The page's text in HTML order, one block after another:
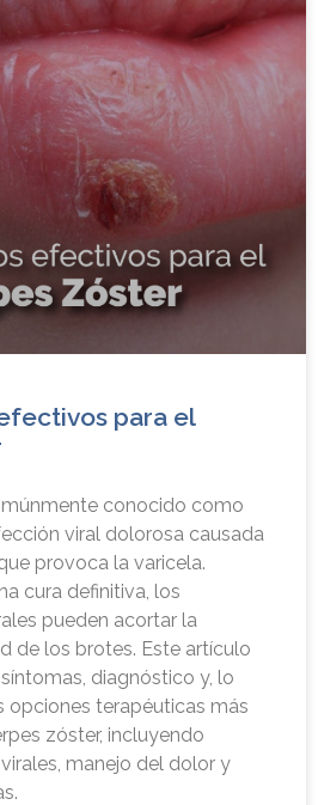
para el
conocido como
viral dolorosa causada
provoca la varicela.
cura definitiva, los
pueden acortar la
de los brotes. Este artículo
diagnóstico y, lo
opciones terapéuticas más
zóster, incluyendo
manejo del dolor y